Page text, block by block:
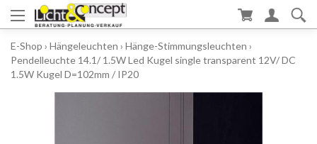
E-Shop › Hängeleuchten › Hänge-Stimmungsleuchten ›
Pendelleuchte 14.1/ 1.5W Led Kugel single transparent 12V/ DC
1.5W Kugel D=102mm / IP20